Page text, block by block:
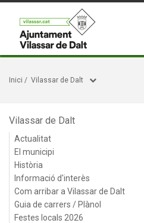
Inici / Vilassar de Dalt
Vilassar de Dalt
Actualitat
El municipi
Història
Informació d'interès
Com arribar a Vilassar de Dalt
Guia de carrers / Plànol
Festes locals 2026